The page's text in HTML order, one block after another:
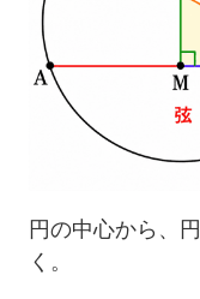
円の中心から、
く。